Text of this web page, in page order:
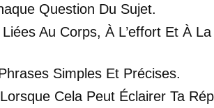
Question Du Sujet.
Au Corps, À L’effort Et À La
Simples Et Précises.
Cela Peut Éclairer Ta